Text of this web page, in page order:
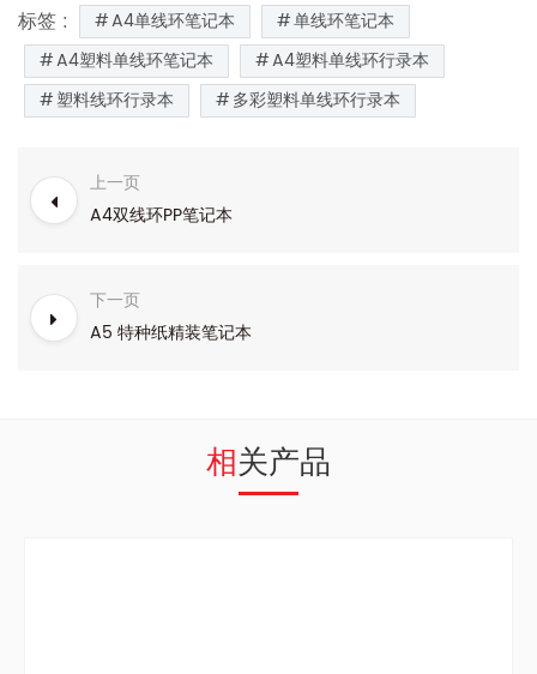
标签 : A4单线环笔记本
单线环笔记本
A4塑料单线环笔记本
A4塑料单线环行录本
塑料线环行录本
多彩塑料单线环行录本
上一页
A4双线环PP笔记本
下一页
A5 特种纸精装笔记本
相关产品